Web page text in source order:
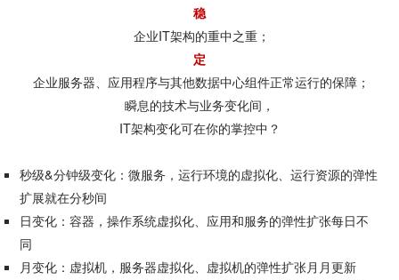
稳
企业IT架构的重中之重；
定
企业服务器、应用程序与其他数据中心组件正常运行的保障；
瞬息的技术与业务变化间，
IT架构变化可在你的掌控中？
秒级&分钟级变化：微服务，运行环境的虚拟化、运行资源的弹性
扩展就在分秒间
日变化：容器，操作系统虚拟化、应用和服务的弹性扩张每日不
同
月变化：虚拟机，服务器虚拟化、虚拟机的弹性扩张月月更新